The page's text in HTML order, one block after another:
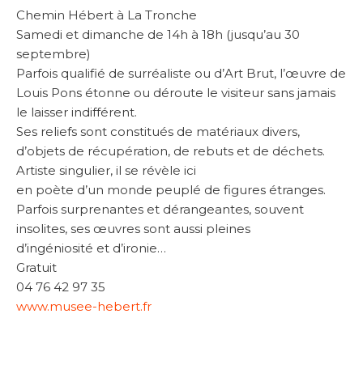
Chemin Hébert à La Tronche
Samedi et dimanche de 14h à 18h (jusqu’au 30
septembre)
Parfois qualifié de surréaliste ou d’Art Brut, l’œuvre de
Louis Pons étonne ou déroute le visiteur sans jamais
le laisser indifférent.
Ses reliefs sont constitués de matériaux divers,
d’objets de récupération, de rebuts et de déchets.
Artiste singulier, il se révèle ici
en poète d’un monde peuplé de figures étranges.
Parfois surprenantes et dérangeantes, souvent
insolites, ses œuvres sont aussi pleines
d’ingéniosité et d’ironie…
Gratuit
04 76 42 97 35
www.musee-hebert.fr